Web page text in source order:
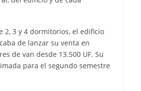
2, 3 y 4 dormitorios, el edificio
de lanzar su venta en
de van desde 13.500 UF. Su
para el segundo semestre